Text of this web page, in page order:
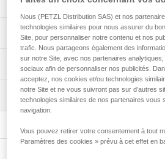
Confort dans les suspensions
- l'assise large permet une
- les rebords rigides empêchent
suspension de compresser les
Trois possibilités de connexion au
- directement dans les manilles,
- via des mousquetons-accessoires
suspente.
Pratique et durable :
Spécifications techniques
Poids: 1150 g
Charge maximale autorisée: 50 kg
Matière(s): polyester, aluminium
Dimensions: 55x16x16 cm
Spécifications référence(s)
Informations techniques
Notice
Télécharger le pdf technical-notice-
FAQ
FAQ
Inspection
Nous (PETZL Distribution SAS) et nos
technologies similaires pour nous assurer du
Site, pour personnaliser notre contenu et nos
trafic. Nous partageons également des
sur notre Site, avec nos partenaires
sociaux afin de personnaliser nos publicités.
acceptez, nos cookies et/ou technologies
notre Site et ne vous suivront pas sur d’autres
technologies similaires de nos partenaires vous
navigation.
Vous pouvez retirer votre consentement à tout
Paramètres des cookies » prévu à cet effet en